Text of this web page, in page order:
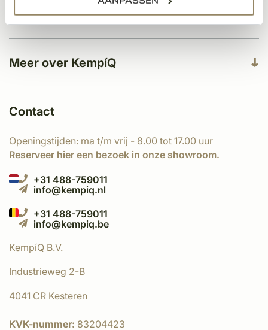
Meer over KempíQ
Categorieën
Contact
Openingstijden: ma t/m vrij - 8.00 tot 17.00 uur
Reserveer hier een bezoek in onze showroom.
+31 488-759011
info@kempiq.nl
+31 488-759011
info@kempiq.be
KempíQ B.V.
Industrieweg 2-B
4041 CR Kesteren
KVK-nummer: 83204423